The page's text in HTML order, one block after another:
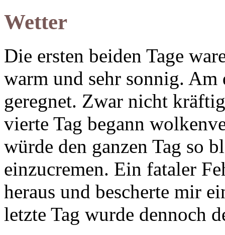
Wetter
Die ersten beiden Tage
warm und sehr sonnig. Am
geregnet. Zwar nicht
vierte Tag begann
würde den ganzen Tag so
einzucremen. Ein fataler
heraus und bescherte mir
letzte Tag wurde dennoch